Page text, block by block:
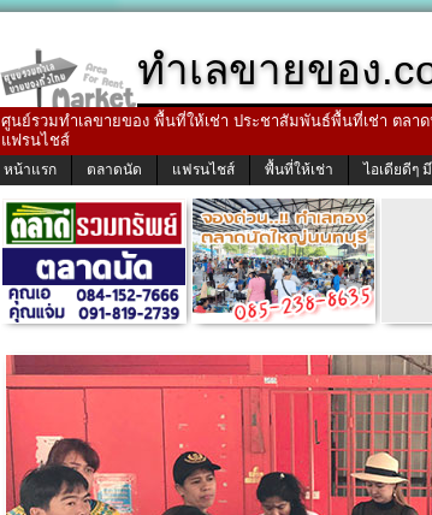
ทำเลขายของ
ศูนย์รวมทำเลขายของ พื้นที่ให้เช่า ประชาสัมพันธ์พื้นที่เช่า ตลา
แฟรนไชส์
หน้าแรก ตลาดนัด แฟรนไชส์ พื้นที่ให้เช่า ไอเดียดีๆ